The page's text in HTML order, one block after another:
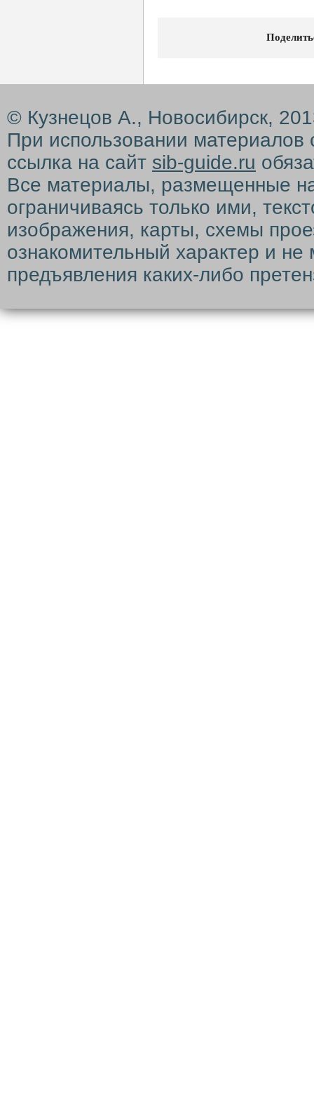
© Кузнецов А., Новосибирск,
При использовании материалов
ссылка на сайт sib-guide.ru
Все материалы, размещенные
ограничиваясь только ими,
изображения, карты, схемы
ознакомительный характер и
предъявления каких-либо